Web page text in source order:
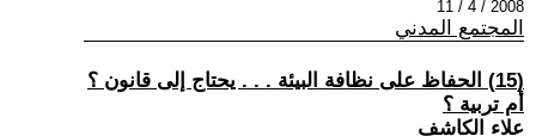
2008 / 4 / 11
المجتمع المدني
(15) الحفاظ على نظافة البيئة . . . يحتاج إلى قانون ؟
أم تربية ؟
علاء الكاشف